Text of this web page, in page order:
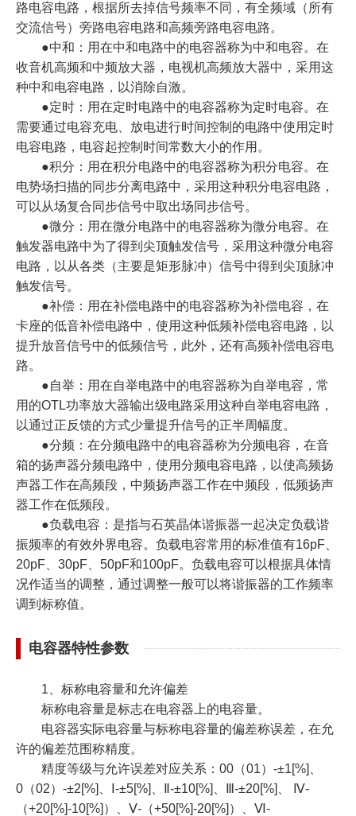
路电容电路，根据所去掉信号频率不同，有全频域（所有
交流信号）旁路电容电路和高频旁路电容电路。
●中和：用在中和电路中的电容器称为中和电容。在
收音机高频和中频放大器，电视机高频放大器中，采用这
种中和电容电路，以消除自激。
●定时：用在定时电路中的电容器称为定时电容。在
需要通过电容充电、放电进行时间控制的电路中使用定时
电容电路，电容起控制时间常数大小的作用。
●积分：用在积分电路中的电容器称为积分电容。在
电势场扫描的同步分离电路中，采用这种积分电容电路，
可以从场复合同步信号中取出场同步信号。
●微分：用在微分电路中的电容器称为微分电容。在
触发器电路中为了得到尖顶触发信号，采用这种微分电容
电路，以从各类（主要是矩形脉冲）信号中得到尖顶脉冲
触发信号。
●补偿：用在补偿电路中的电容器称为补偿电容，在
卡座的低音补偿电路中，使用这种低频补偿电容电路，以
提升放音信号中的低频信号，此外，还有高频补偿电容电
路。
●自举：用在自举电路中的电容器称为自举电容，常
用的OTL功率放大器输出级电路采用这种自举电容电路，
以通过正反馈的方式少量提升信号的正半周幅度。
●分频：在分频电路中的电容器称为分频电容，在音
箱的扬声器分频电路中，使用分频电容电路，以使高频扬
声器工作在高频段，中频扬声器工作在中频段，低频扬声
器工作在低频段。
●负载电容：是指与石英晶体谐振器一起决定负载谐
振频率的有效外界电容。负载电容常用的标准值有16pF、
20pF、30pF、50pF和100pF。负载电容可以根据具体情
况作适当的调整，通过调整一般可以将谐振器的工作频率
调到标称值。
电容器特性参数
1、标称电容量和允许偏差
标称电容量是标志在电容器上的电容量。
电容器实际电容量与标称电容量的偏差称误差，在允
许的偏差范围称精度。
精度等级与允许误差对应关系：00（01）-±1[%]、
0（02）-±2[%]、Ⅰ-±5[%]、Ⅱ-±10[%]、Ⅲ-±20[%]、 Ⅳ-
（+20[%]-10[%]）、Ⅴ-（+50[%]-20[%]）、Ⅵ-